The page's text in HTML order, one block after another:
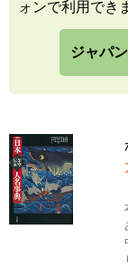
ォンで利用でき
ジャパ